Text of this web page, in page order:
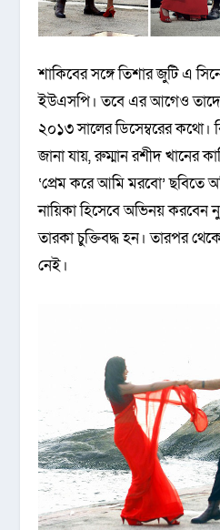
শাকিবের সঙ্গে তিশার জুটি এ
ইউএসপি। তবে এর আগেও
২০১৩ সালের ডিসেম্বরের কথো।
জানা যায়, রুম্মান রশীদ খানের
‘প্রেম করে আমি মরবো’ ছবিতে
নায়িকা হিসেবে অভিনয়
তারকা চুক্তিবদ্ধ হন। তারপর
নেই।